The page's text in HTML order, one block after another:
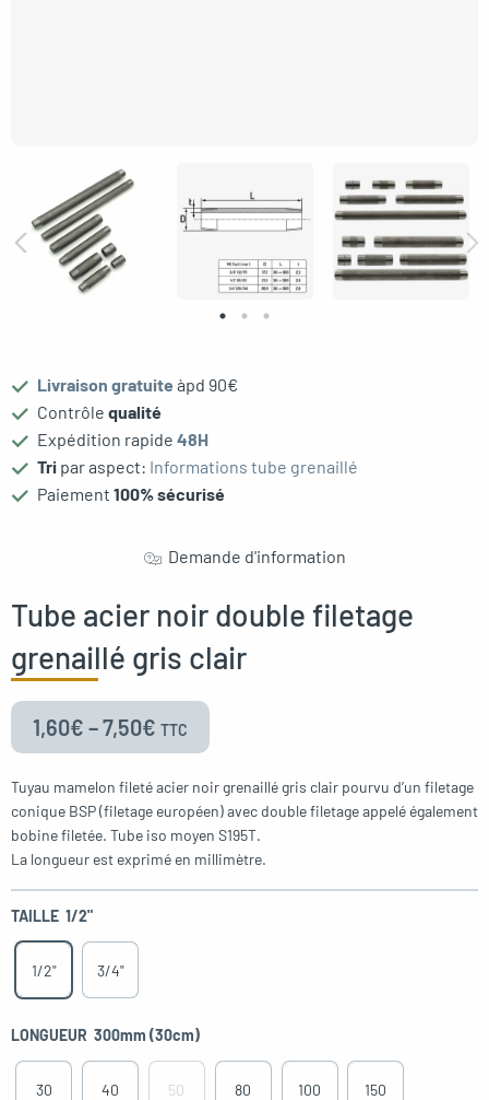
Livraison gratuite àpd 90€
Contrôle qualité
Expédition rapide 48H
Tripar aspect: Informations tube grenaillé
Paiement 100% sécurisé
Demande d'information
Tube acier noir double filetage
grenaillé gris clair
1,60€ –7,50€ TTC
Tuyau mamelon fileté acier noir grenaillé gris clair pourvu d’un filetage
conique BSP (filetage européen) avec double filetage appelé également
bobine filetée. Tube iso moyen S195T.
La longueur est exprimé en millimètre.
TAILLE 1/2"
1/2" 3/4"
LONGUEUR 300mm (30cm)
30 40 50 80 100 150
menu